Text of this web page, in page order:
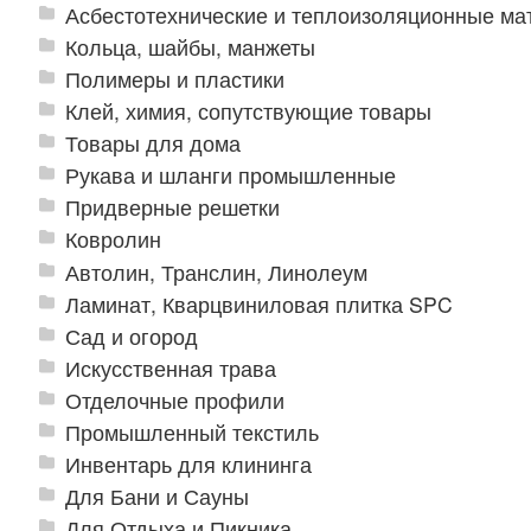
Асбестотехнические и теплоизоляционные
Кольца, шайбы, манжеты
Полимеры и пластики
Клей, химия, сопутствующие товары
Товары для дома
Рукава и шланги промышленные
Придверные решетки
Ковролин
Автолин, Транслин, Линолеум
Ламинат, Кварцвиниловая плитка SPC
Сад и огород
Искусственная трава
Отделочные профили
Промышленный текстиль
Инвентарь для клининга
Для Бани и Сауны